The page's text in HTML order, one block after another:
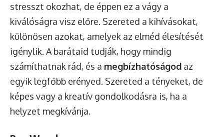
stresszt okozhat, de éppen ez a vágy a
kiválóságra visz előre. Szereted a kihívásokat,
különösen azokat, amelyek az elméd élesítését
igénylik. A barátaid tudják, hogy mindig
számíthatnak rád, és a megbízhatóságod az
egyik legfőbb erényed. Szereted a tényeket, de
képes vagy a kreatív gondolkodásra is, ha a
helyzet megkívánja.